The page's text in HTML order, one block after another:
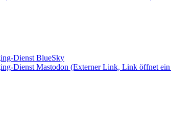
Dienst BlueSky
Dienst Mastodon (Externer Link, Link öffnet ein